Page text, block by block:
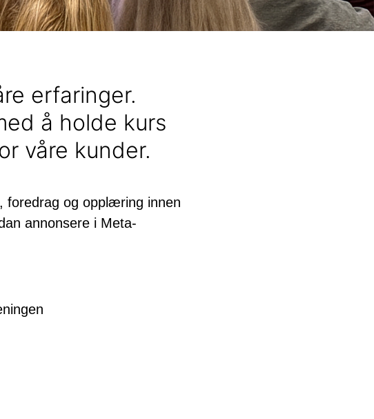
erfaringer.
å holde kurs
våre kunder.
foredrag og opplæring innen
annonsere i Meta-